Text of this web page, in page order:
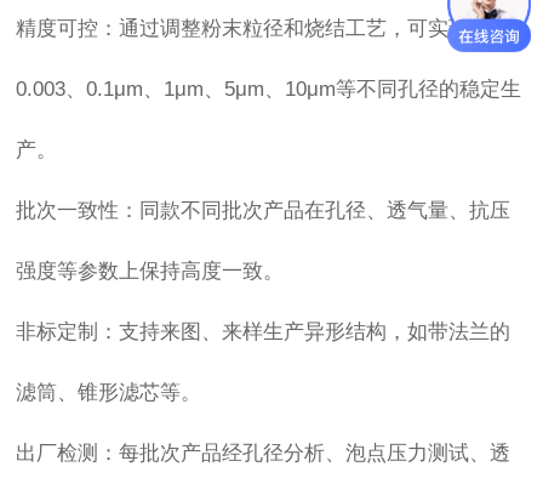
精度可控：通过调整粉末粒径和烧结工艺，可实现
0.003、0.1μm、1μm、5μm、10μm等不同孔径的稳定生
产。
批次一致性：同款不同批次产品在孔径、透气量、抗压
强度等参数上保持高度一致。
非标定制：支持来图、来样生产异形结构，如带法兰的
滤筒、锥形滤芯等。
出厂检测：每批次产品经孔径分析、泡点压力测试、透